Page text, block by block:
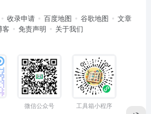
收录申请 百度地图 谷歌地图
文章
客
免责声明 关于我们
微信公众号 工具箱小程序